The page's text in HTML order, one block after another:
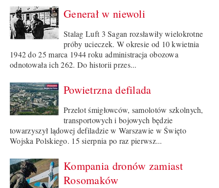
Generał w niewoli
Stalag Luft 3 Sagan rozsławiły wielokrotne
próby ucieczek. W okresie od 10 kwietnia
1942 do 25 marca 1944 roku administracja obozowa
odnotowała ich 262. Do historii przes...
Powietrzna defilada
Przelot śmigłowców, samolotów szkolnych,
transportowych i bojowych będzie
towarzyszył lądowej defiladzie w Warszawie w Święto
Wojska Polskiego. 15 sierpnia po raz pierwsz...
Kompania dronów zamiast
Rosomaków